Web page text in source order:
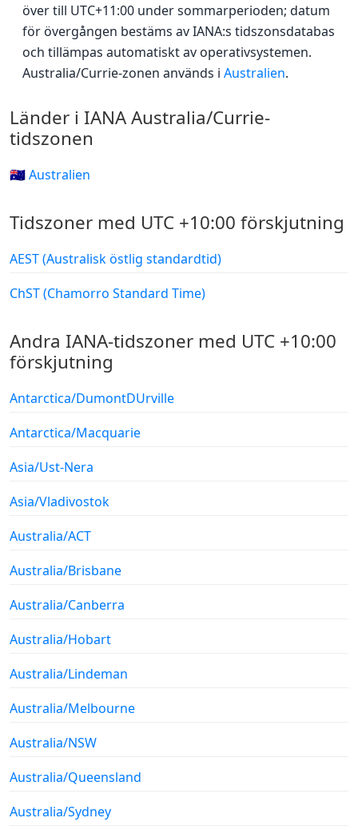
över till UTC+11:00 under sommarperioden; datum
för övergången bestäms av IANA:s tidszonsdatabas
och tillämpas automatiskt av operativsystemen.
Australia/Currie-zonen används i Australien.
Länder i IANA Australia/Currie-
tidszonen
🇦🇺 Australien
Tidszoner med UTC +10:00 förskjutning
AEST (Australisk östlig standardtid)
ChST (Chamorro Standard Time)
Andra IANA-tidszoner med UTC +10:00
förskjutning
Antarctica/DumontDUrville
Antarctica/Macquarie
Asia/Ust-Nera
Asia/Vladivostok
Australia/ACT
Australia/Brisbane
Australia/Canberra
Australia/Hobart
Australia/Lindeman
Australia/Melbourne
Australia/NSW
Australia/Queensland
Australia/Sydney